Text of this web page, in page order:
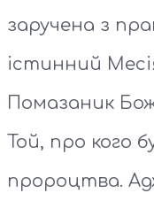
заручена з
істинний
Помазаник
Той, про кого
пророцтва.